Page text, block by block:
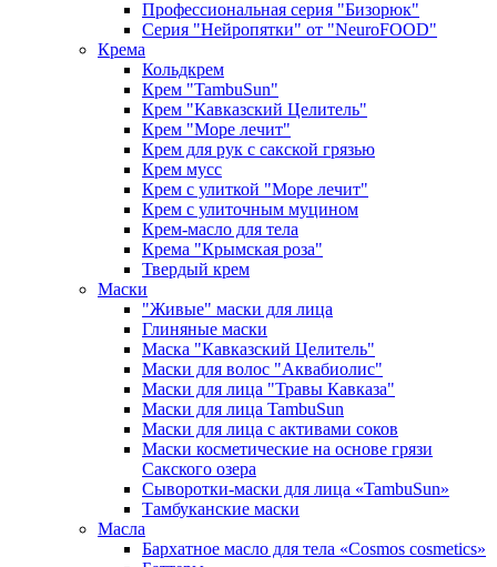
Профессиональная серия "Бизорюк"
Серия "Нейропятки" от "NeuroFOOD"
Крема
Кольдкрем
Крем "TambuSun"
Крем "Кавказский Целитель"
Крем "Море лечит"
Крем для рук с сакской грязью
Крем мусс
Крем с улиткой "Море лечит"
Крем с улиточным муцином
Крем-масло для тела
Крема "Крымская роза"
Твердый крем
Маски
"Живые" маски для лица
Глиняные маски
Маска "Кавказский Целитель"
Маски для волос "Аквабиолис"
Маски для лица "Травы Кавказа"
Маски для лица TambuSun
Маски для лица с активами соков
Маски косметические на основе грязи
Сакского озера
Сыворотки-маски для лица «TambuSun»
Тамбуканские маски
Масла
Бархатное масло для тела «Cosmos cosmetics»